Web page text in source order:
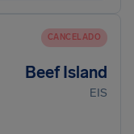
CANCELADO
Beef Island
EIS